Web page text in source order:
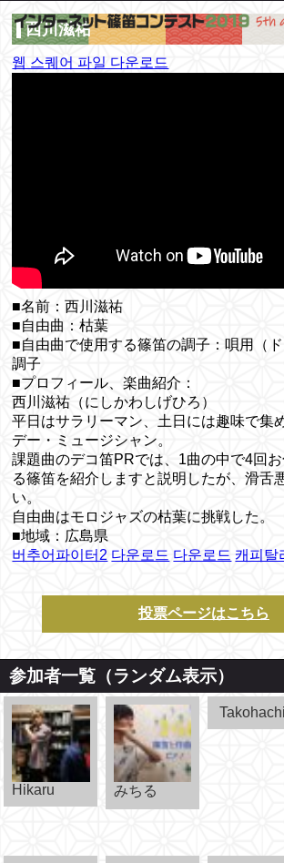
西川滋祐
웹 스퀘어 파일 다운로드
■名前：西川滋祐
■自由曲：枯葉
■自由曲で使用する篠笛の調子：唄用（
調子
■プロフィール、楽曲紹介：
西川滋祐（にしかわしげひろ）
平日はサラリーマン、土日には趣味で集
デー・ミュージシャン。
課題曲のデコ笛PRでは、1曲の中で4回
る篠笛を紹介しますと説明したが、滑舌
い。
自由曲はモロジャズの枯葉に挑戦した。
■地域：広島県
버추어파이터2 다운로드 다운로드 캐피탈
投票ページはこちら
参加者一覧（ランダム表示）
Hikaru みちる
Takohachi